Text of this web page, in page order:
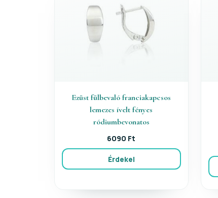
Ezüst fülbevaló franciakapcsos
lemezes ívelt fényes
ródiumbevonatos
6090 Ft
Érdekel